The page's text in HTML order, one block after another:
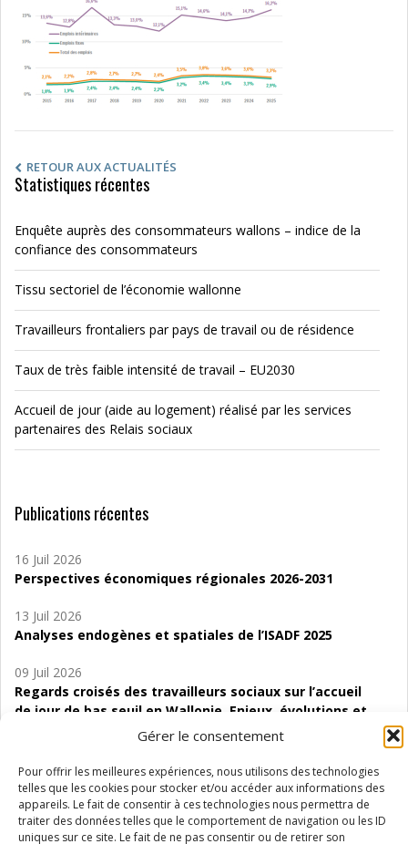
Gérer le consentement
Pour offrir les meilleures expériences, nous utilisons des technologies
telles que les cookies pour stocker et/ou accéder aux informations des
appareils. Le fait de consentir à ces technologies nous permettra de
traiter des données telles que le comportement de navigation ou les ID
uniques sur ce site. Le fait de ne pas consentir ou de retirer son
RETOUR AUX ACTUALITÉS
Statistiques récentes
Enquête auprès des consommateurs wallons – indice de la
confiance des consommateurs
Tissu sectoriel de l’économie wallonne
Travailleurs frontaliers par pays de travail ou de résidence
Taux de très faible intensité de travail – EU2030
Accueil de jour (aide au logement) réalisé par les services
partenaires des Relais sociaux
Publications récentes
16 Juil 2026
Perspectives économiques régionales 2026-2031
13 Juil 2026
Analyses endogènes et spatiales de l’ISADF 2025
09 Juil 2026
Regards croisés des travailleurs sociaux sur l’accueil
de jour de bas seuil en Wallonie. Enjeux, évolutions et
06 Juil 2026
Étude d’évaluabilité des Structures
d’accompagnement à l’autocréation d’emploi (SAACE)